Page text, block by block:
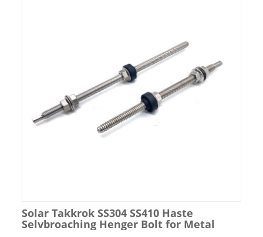
Solar Takkrok SS304 SS410 Haste
Selvbroaching Henger Bolt for Metal